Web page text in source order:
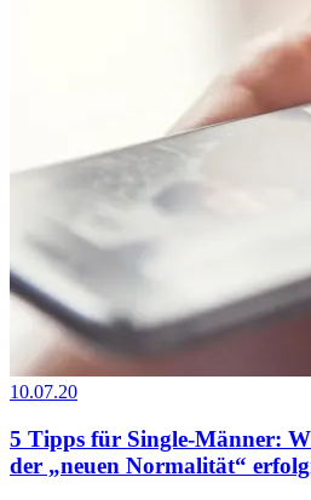
10.07.20
5 Tipps für Single-Männer:
der „neuen Normalität“